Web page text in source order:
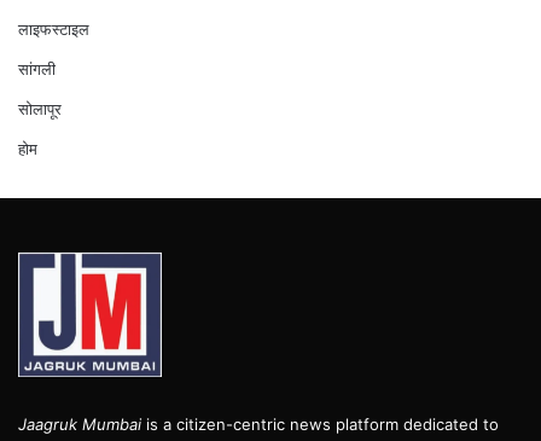
लाइफस्टाइल
सांगली
सोलापूर
होम
Jaagruk Mumbai is a citizen-centric news platform dedicated to